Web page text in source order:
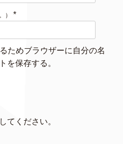
） *
ためブラウザーに自分の名
を保存する。
てください。